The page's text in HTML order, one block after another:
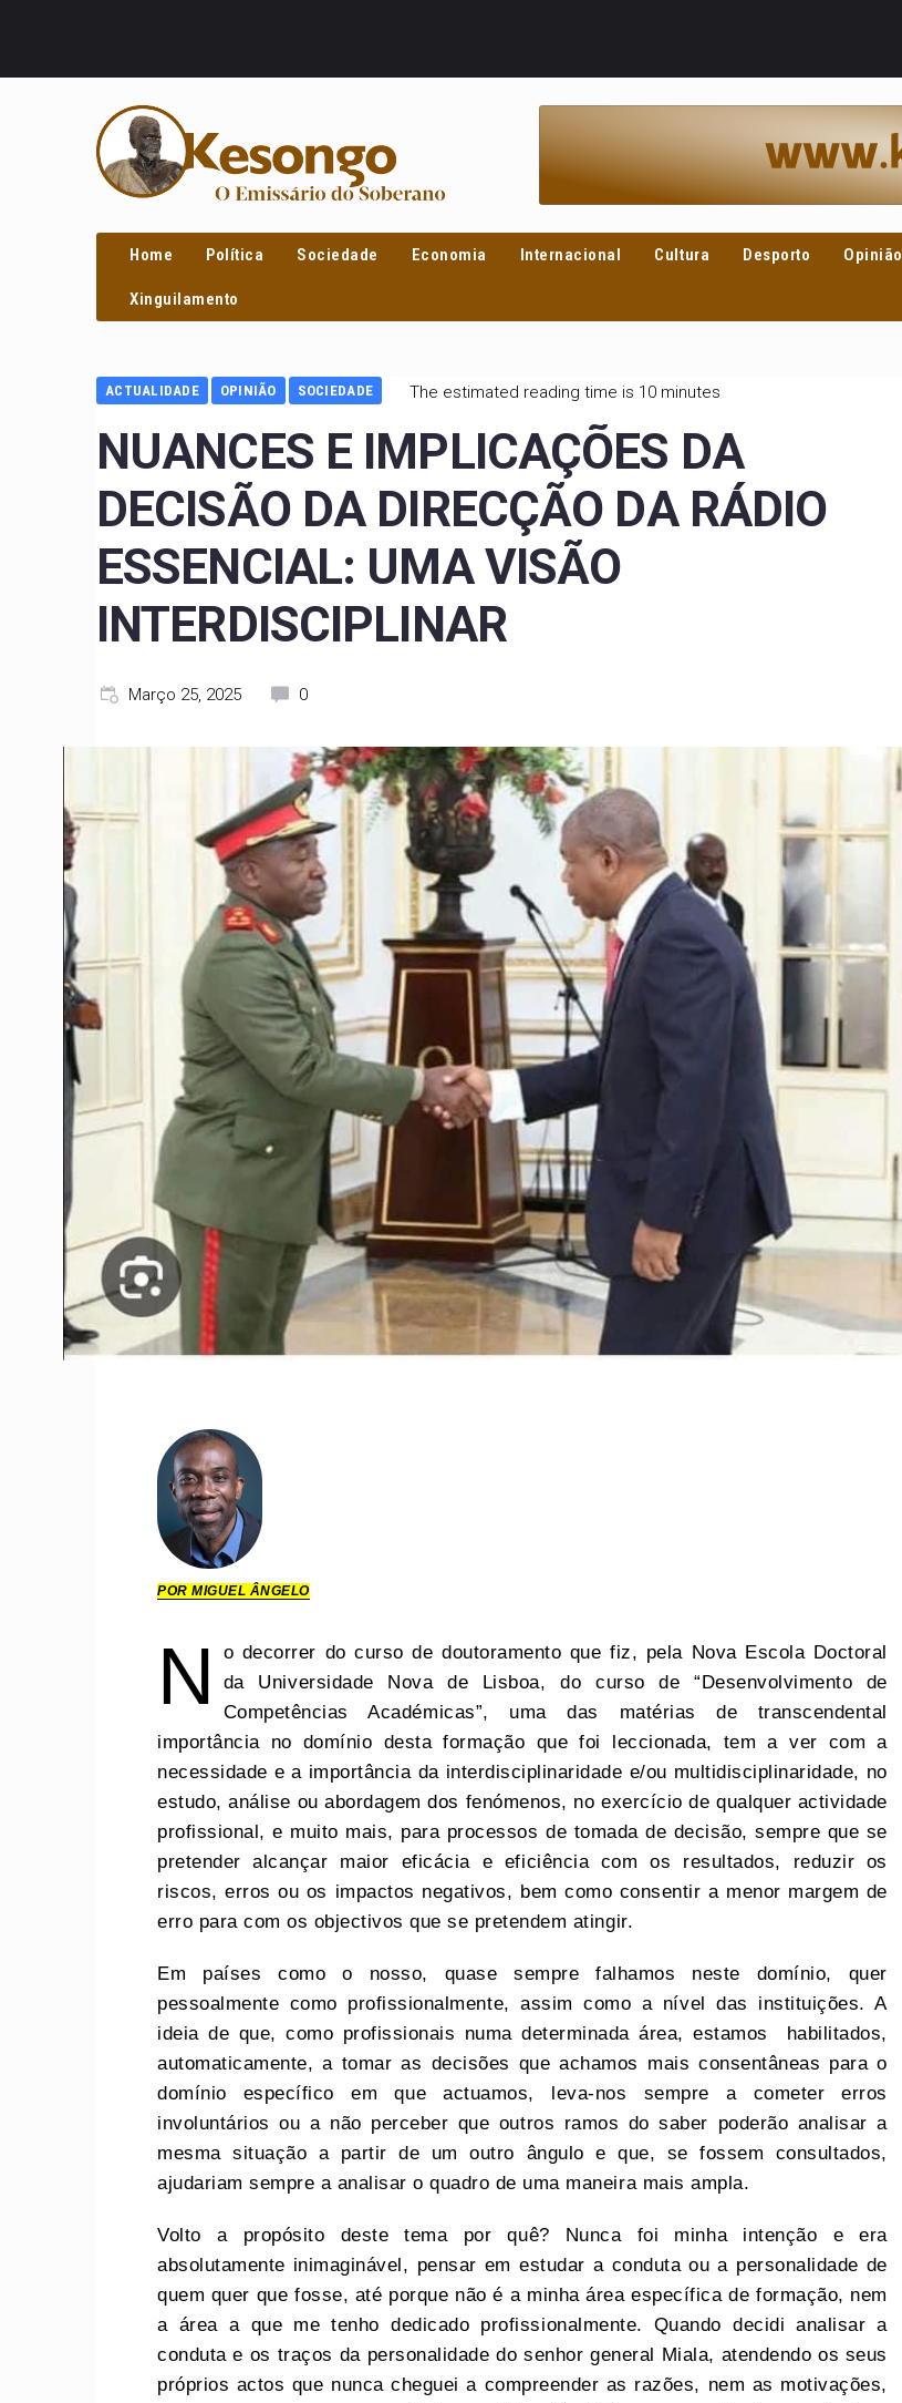
Home Política Sociedade Economia Internacional Cultura Desporto Opinião
Xinguilamento
ACTUALIDADE OPINIÃO SOCIEDADE The estimated reading time is 10 minutes
NUANCES E IMPLICAÇÕES DA
DECISÃO DA DIRECÇÃO DA RÁDIO
ESSENCIAL: UMA VISÃO
INTERDISCIPLINAR
Março 25, 2025 0
POR MIGUEL ÂNGELO
N
o decorrer do curso de doutoramento que fiz, pela Nova Escola Doctoral
da Universidade Nova de Lisboa, do curso de “Desenvolvimento de
Competências Académicas”, uma das matérias de transcendental
importância no domínio desta formação que foi leccionada, tem a ver com a
necessidade e a importância da interdisciplinaridade e/ou multidisciplinaridade, no
estudo, análise ou abordagem dos fenómenos, no exercício de qualquer actividade
profissional, e muito mais, para processos de tomada de decisão, sempre que se
pretender alcançar maior eficácia e eficiência com os resultados, reduzir os
riscos, erros ou os impactos negativos, bem como consentir a menor margem de
erro para com os objectivos que se pretendem atingir.
Em países como o nosso, quase sempre falhamos neste domínio, quer
pessoalmente como profissionalmente, assim como a nível das instituições. A
ideia de que, como profissionais numa determinada área, estamos habilitados,
automaticamente, a tomar as decisões que achamos mais consentâneas para o
domínio específico em que actuamos, leva-nos sempre a cometer erros
involuntários ou a não perceber que outros ramos do saber poderão analisar a
mesma situação a partir de um outro ângulo e que, se fossem consultados,
ajudariam sempre a analisar o quadro de uma maneira mais ampla.
Volto a propósito deste tema por quê? Nunca foi minha intenção e era
absolutamente inimaginável, pensar em estudar a conduta ou a personalidade de
quem quer que fosse, até porque não é a minha área específica de formação, nem
a área a que me tenho dedicado profissionalmente. Quando decidi analisar a
conduta e os traços da personalidade do senhor general Miala, atendendo os seus
próprios actos que nunca cheguei a compreender as razões, nem as motivações,
PROCURAR